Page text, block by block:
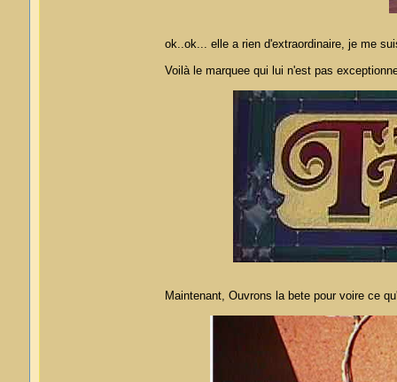
ok..ok... elle a rien d'extraordinaire, je me
Voilà le marquee qui lui n'est pas
Maintenant, Ouvrons la bete pour voire ce